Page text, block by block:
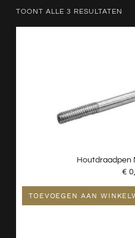
TOONT ALLE 3 RESULTATEN
Houtdraadpen
€
TOEVOEGEN AAN